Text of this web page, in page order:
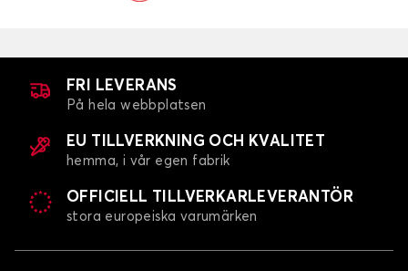
FRI LEVERANS
På hela webbplatsen
EU TILLVERKNING OCH KVALITET
hemma, i vår egen fabrik
OFFICIELL TILLVERKARLEVERANTÖR
stora europeiska varumärken